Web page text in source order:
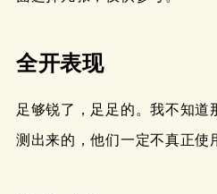
全开表现
足够锐了，足足的。我不知道
测出来的，他们一定不真正使